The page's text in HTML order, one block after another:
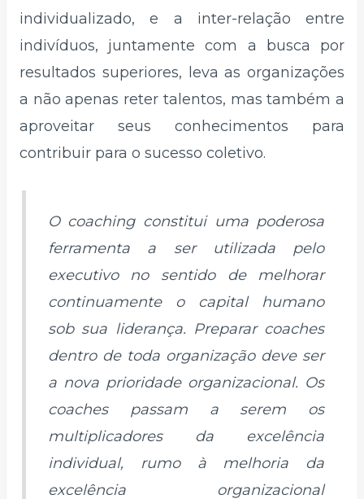
individualizado, e a inter-relação entre
indivíduos, juntamente com a busca por
resultados superiores, leva as organizações
a não apenas reter talentos, mas também a
aproveitar seus conhecimentos para
contribuir para o sucesso coletivo.
O coaching constitui uma poderosa
ferramenta a ser utilizada pelo
executivo no sentido de melhorar
continuamente o capital humano
sob sua liderança. Preparar coaches
dentro de toda organização deve ser
a nova prioridade organizacional. Os
coaches passam a serem os
multiplicadores da excelência
individual, rumo à melhoria da
excelência organizacional